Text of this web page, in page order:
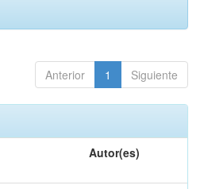
Anterior 1 Siguiente
Autor(es)